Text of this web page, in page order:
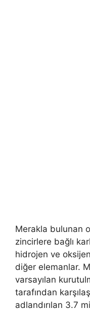
Merakla bulunan
zincirlere bağlı
hidrojen ve
diğer elemanlar.
varsayılan
tarafından
adlandırılan 3.7